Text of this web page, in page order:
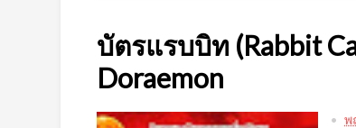
บัตรแรบบิท (Rabbit
Doraemon
พ